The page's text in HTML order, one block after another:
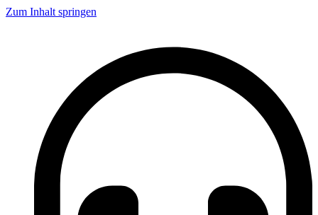
Zum Inhalt springen